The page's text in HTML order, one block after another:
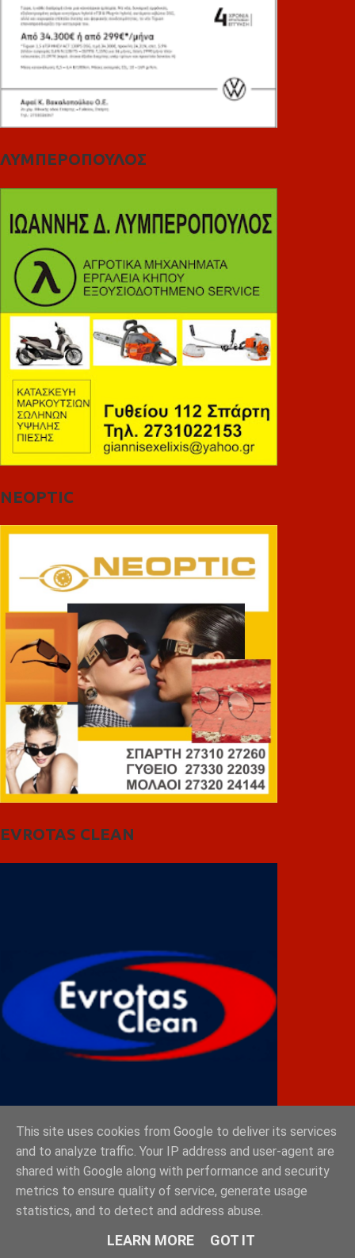
ΛΥΜΠΕΡΟΠΟΥΛΟΣ
NEOPTIC
EVROTAS CLEAN
ESTHIQUE
This site uses cookies from Google to deliver its services
and to analyze traffic. Your IP address and user-agent are
shared with Google along with performance and security
metrics to ensure quality of service, generate usage
statistics, and to detect and address abuse.
LEARN MORE GOT IT